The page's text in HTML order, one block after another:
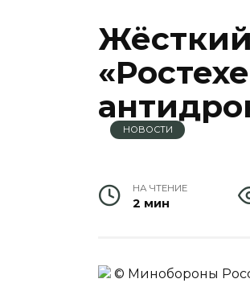
НОВОСТИ
НА ЧТЕНИЕ
2 мин
© Минобороны